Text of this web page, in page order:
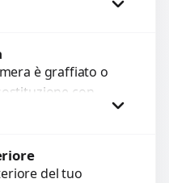
e garantiti.
è graffiato o
con
garantiti per 3
del tuo